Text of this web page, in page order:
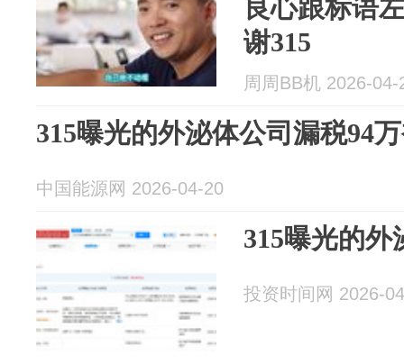
良心跟标语
谢315
周周BB机 2026-04-
315曝光的外泌体公司漏税94
中国能源网 2026-04-20
315曝光的
投资时间网 2026-